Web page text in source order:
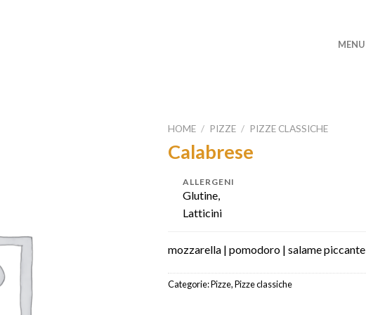
MENU
HOME / PIZZE / PIZZE CLASSICHE
Calabrese
ALLERGENI
Glutine,
Latticini
mozzarella | pomodoro | salame piccante
Categorie:Pizze,Pizze classiche